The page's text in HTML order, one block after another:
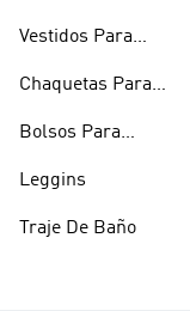
Vestidos Para
Chaquetas Para
Bolsos Para
Leggins
Traje De Baño